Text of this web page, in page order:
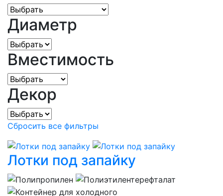
Диаметр
Вместимость
Декор
Сбросить все фильтры
Лотки под запайку